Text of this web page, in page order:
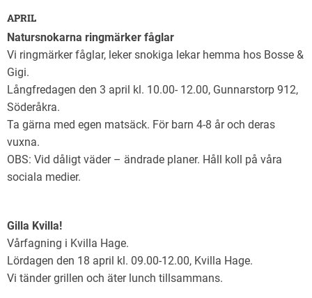
APRIL
Natursnokarna ringmärker fåglar
Vi ringmärker fåglar, leker snokiga lekar hemma hos Bosse &
Gigi.
Långfredagen den 3 april kl. 10.00- 12.00, Gunnarstorp 912,
Söderåkra.
Ta gärna med egen matsäck. För barn 4-8 år och deras
vuxna.
OBS: Vid dåligt väder – ändrade planer. Håll koll på våra
sociala medier.
Gilla Kvilla!
Vårfagning i Kvilla Hage.
Lördagen den 18 april kl. 09.00-12.00, Kvilla Hage.
Vi tänder grillen och äter lunch tillsammans.